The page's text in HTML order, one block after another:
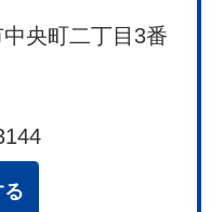
央町二丁目3番